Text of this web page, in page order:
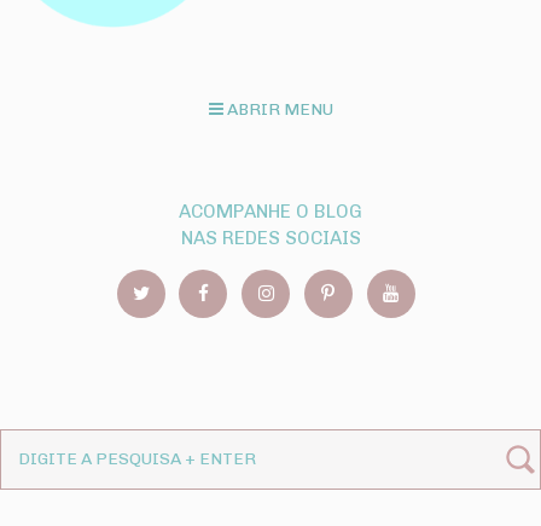
ABRIR MENU
ACOMPANHE O BLOG
NAS REDES SOCIAIS